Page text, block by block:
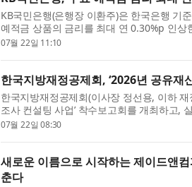
KB국민은행(은행장 이환주)은 한국은행 기
예적금 상품의 금리를 최대 연 0.30%p 인
일부터, 정기적금은 24일부터 기본 ...
07월 22일 11:10
한국지방재정공제회, ‘2026년 공유재
한국지방재정공제회(이사장 정선용, 이하
조사 컨설팅 사업’ 착수보고회를 개최하고,
기관별 역할을 공유했다고 밝혔...
07월 22일 08:30
새로운 이름으로 시작하는 제이드앤
춘다